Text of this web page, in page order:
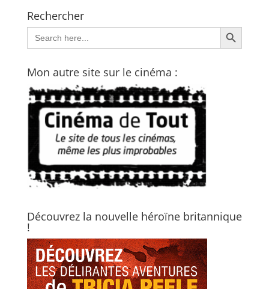
Rechercher
Search
for:
Search Button
Mon autre site sur le cinéma :
Découvrez la nouvelle héroïne britannique
!